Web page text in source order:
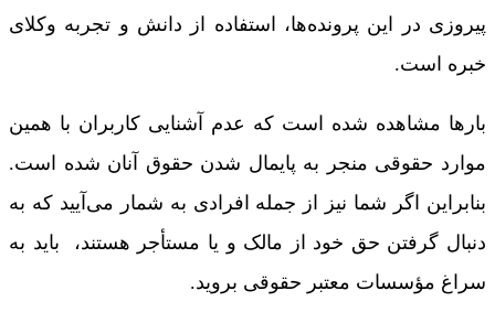
پیروزی در این پرونده‌ها، استفاده از دانش و تجربه وکلای
خبره است.
بارها مشاهده شده است که عدم آشنایی کاربران با همین
موارد حقوقی منجر به پایمال شدن حقوق آنان شده است.
بنابراین اگر شما نیز از جمله افرادی به شمار می‌آیید که به
دنبال گرفتن حق خود از مالک و یا مستأجر هستند، ‌ باید به
سراغ مؤسسات معتبر حقوقی بروید.